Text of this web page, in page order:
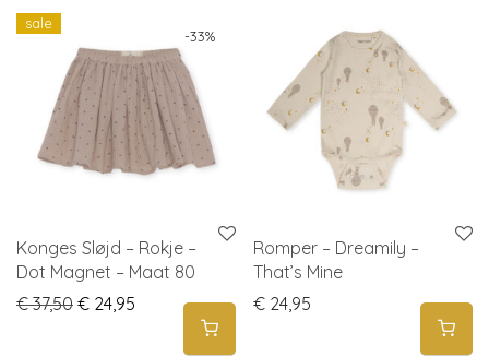
-33%
sale
Konges Sløjd – Rokje –
Dot Magnet – Maat 80
€37,50 Original price was: € 37,50.
€ 24,95 Current price is: € 24,95.
Romper – Dreamily –
That’s Mine
€ 24,95